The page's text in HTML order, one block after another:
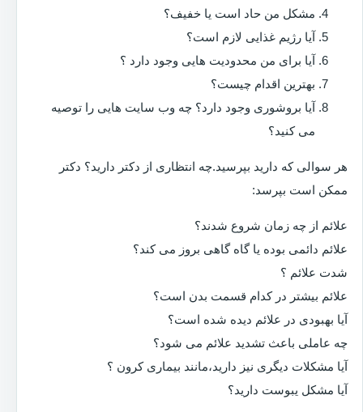
مشکل من حاد است یا خفیف؟
آیا رژیم غذایی لازم است؟
آیا برای من محدودیت هایی وجود دارد ؟
بهترین اقدام چیست؟
آیا بروشوری وجود دارد؟ چه وب سایت هایی را توصیه
می کنید؟
هر سوالی که دارید بپرسید.چه انتظاری از دکتر دارید؟ دکتر
ممکن است بپرسد:
علائم از چه زمان شروع شدند؟
علائم دائمی بوده یا گاه گاهی بروز می کند؟
شدت علائم ؟
علائم بیشتر در کدام قسمت بدن است؟
آیا بهبودی در علائم دیده شده است؟
چه عاملی باعث تشدید علائم می شود؟
آیا مشکلات دیگری نیز دارید،مانند بیماری کرون ؟
آیا مشکل یبوست دارید؟